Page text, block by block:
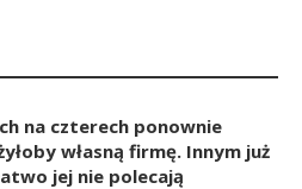
na czterech ponownie
własną firmę. Innym już
jej nie polecają